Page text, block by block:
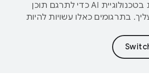
‫Google משתמשת בטכנולוגיית AI כדי לתרגם תוכן
בתרגומים כאלו עשויות להיות